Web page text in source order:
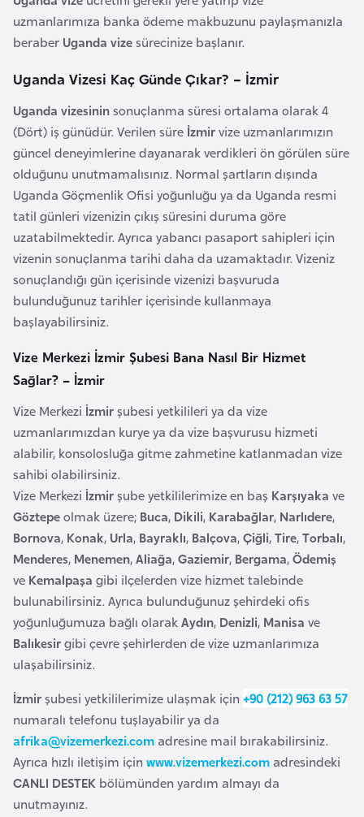
uzmanlarımıza banka ödeme makbuzunu paylaşmanızla
beraber Uganda vizesürecinize başlanır.
Uganda Vizesi Kaç Günde Çıkar? – İzmir
Uganda vizesininsonuçlanma süresi ortalama olarak 4
(Dört) iş günüdür. Verilen süre İzmirvize uzmanlarımızın
güncel deneyimlerine dayanarak verdikleri ön görülen süre
olduğunu unutmamalısınız. Normal şartların dışında
Uganda Göçmenlik Ofisi yoğunluğu ya da Uganda resmi
tatil günleri vizenizin çıkış süresini duruma göre
uzatabilmektedir. Ayrıca yabancı pasaport sahipleri için
vizenin sonuçlanma tarihi daha da uzamaktadır. Vizeniz
sonuçlandığı gün içerisinde vizenizi başvuruda
bulunduğunuz tarihler içerisinde kullanmaya
başlayabilirsiniz.
Vize Merkezi İzmir Şubesi Bana Nasıl Bir Hizmet
Sağlar? – İzmir
Vize Merkezi İzmirşubesi yetkilileri ya da vize
uzmanlarımızdan kurye ya da vize başvurusu hizmeti
alabilir, konsolosluğa gitme zahmetine katlanmadan vize
sahibi olabilirsiniz.
Vize Merkezi İzmirşube yetkililerimize en baş Karşıyaka ve
Göztepeolmak üzere; Buca, Dikili, Karabağlar, Narlıdere,
Bornova, Konak, Urla, Bayraklı, Balçova,Çiğli,Tire,Torbalı,
Menderes, Menemen,Aliağa,Gaziemir, Bergama,Ödemiş
ve Kemalpaşa gibi ilçelerden vize hizmet talebinde
bulunabilirsiniz. Ayrıca bulunduğunuz şehirdeki ofis
yoğunluğumuza bağlı olarakAydın, Denizli, Manisa ve
Balıkesirgibi çevre şehirlerden de vize uzmanlarımıza
ulaşabilirsiniz.
İzmirşubesi yetkililerimize ulaşmak için+90 (212) 963 63 57
numaralı telefonu tuşlayabilir ya da
afrika@vizemerkezi.com adresine mail bırakabilirsiniz.
Ayrıca hızlı iletişim içinwww.vizemerkezi.com adresindeki
CANLI DESTEK bölümünden yardım almayı da
unutmayınız.
Ç
i
n
a
n
i
m
a
r
k
a
D
m
o
r
a
t
i
k
K
o
n
g
o
B
l
g
a
r
i
s